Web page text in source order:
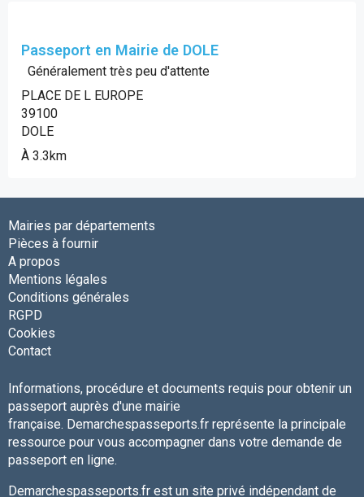
Passeport en Mairie de DOLE
Généralement très peu d'attente
PLACE DE L EUROPE
39100
DOLE
À 3.3km
Mairies par départements
Pièces à fournir
A propos
Mentions légales
Conditions générales
RGPD
Cookies
Contact
Informations, procédure et documents requis pour obtenir un
passeport auprès d'une mairie
française. Demarchespasseports.fr représente la principale
ressource pour vous accompagner dans votre demande de
passeport en ligne.
Demarchespasseports.fr est un site privé indépendant de